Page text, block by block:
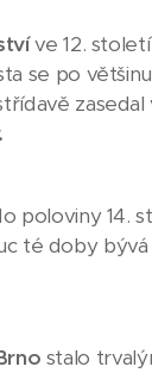
ve 12.
se po
poloviny 14.
té doby
stalo